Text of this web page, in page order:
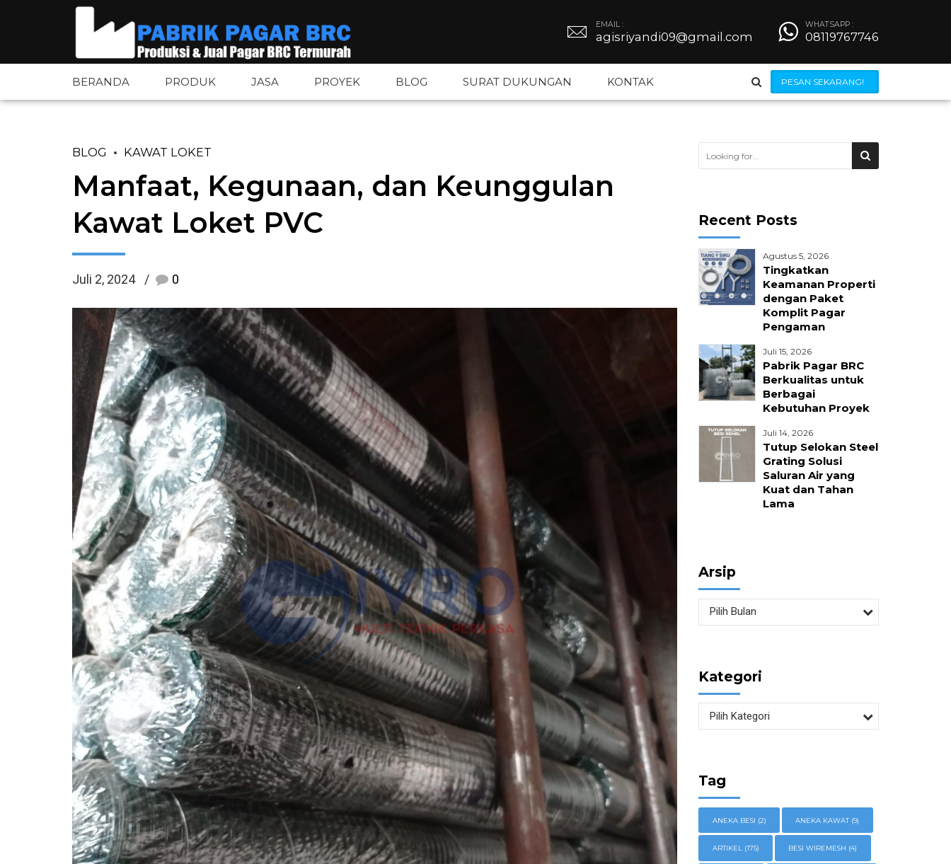
EMAIL :
agisriyandi09@gmail.com
WHATSAPP :
08119767746
PESAN SEKARANG!
BERANDA PRODUK
Pagar BRC
Pagar BRC Bandara
Pagar Tower BTS
Pagar Harmonika
Pagar Harmonika Bandara
Tiang Pagar BRC
Aksesoris Pagar BRC
Pipa Galvanis
Tiang Hexagonal Kawat Silet
Kawat Harmonika
Steel Grating
Wiremesh
Jilumesh Expanded Metal
Kerangkeng AC
JASA PROYEK BLOG SURAT DUKUNGAN KONTAK
BLOG KAWAT LOKET
Manfaat, Kegunaan, dan Keunggulan
Kawat Loket PVC
Juli 2, 2024 0
Recent Posts
Agustus 5, 2026
Tingkatkan
Keamanan Properti
dengan Paket
Komplit Pagar
Pengaman
Juli 15, 2026
Pabrik Pagar BRC
Berkualitas untuk
Berbagai
Kebutuhan Proyek
Juli 14, 2026
Tutup Selokan Steel
Grating Solusi
Saluran Air yang
Kuat dan Tahan
Lama
Arsip
Pilih Bulan
Kategori
Pilih Kategori
Tag
ANEKA BESI (2) ANEKA KAWAT(9)
ARTIKEL (175) BESI WIREMESH (4)